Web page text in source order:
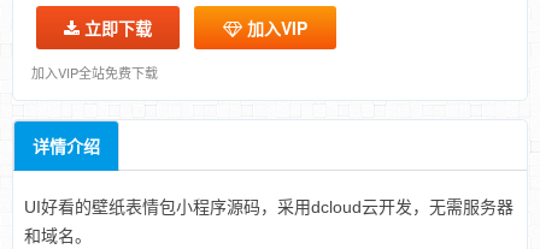
立即下载 加入VIP
加入VIP全站免费下载
详情介绍
UI好看的壁纸表情包小程序源码，采用dcloud云开发，无需服务器
和域名。